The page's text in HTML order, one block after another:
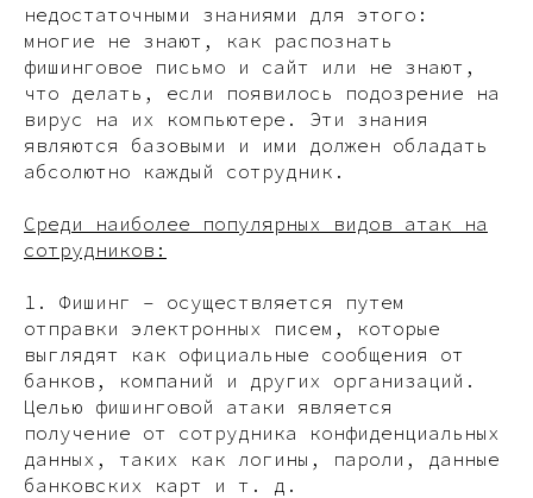
недостаточными знаниями для этого:
многие не знают, как распознать
фишинговое письмо и сайт или не знают,
что делать, если появилось подозрение на
вирус на их компьютере. Эти знания
являются базовыми и ими должен обладать
абсолютно каждый сотрудник.
Среди наиболее популярных видов атак на
сотрудников:
1. Фишинг – осуществляется путем
отправки электронных писем, которые
выглядят как официальные сообщения от
банков, компаний и других организаций.
Целью фишинговой атаки является
получение от сотрудника конфиденциальных
данных, таких как логины, пароли, данные
банковских карт и т. д.